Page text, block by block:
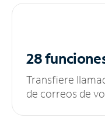
28
Transfiere
de correos de